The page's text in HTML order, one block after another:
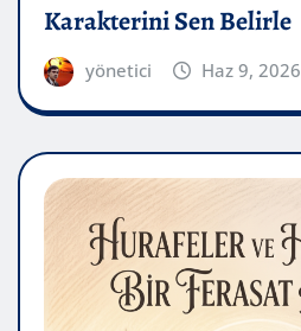
Karakterini Sen Belirle
yönetici Haz 9, 2026